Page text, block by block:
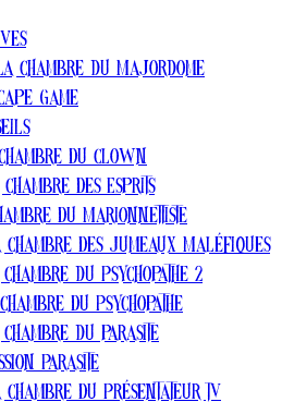
chambre du Majordome
game
Du Clown
Des Esprits
Du Marionnettiste
Chambre Des Jumeaux Maléfiques
du Psychopathe 2
Du Psychopathe
chambre du parasite
Parasite
Chambre Du Présentateur TV